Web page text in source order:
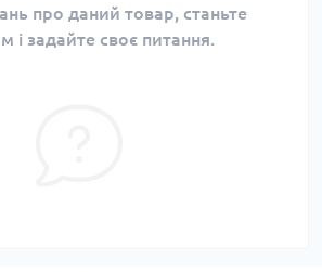
про даний товар, станьте
і задайте своє питання.